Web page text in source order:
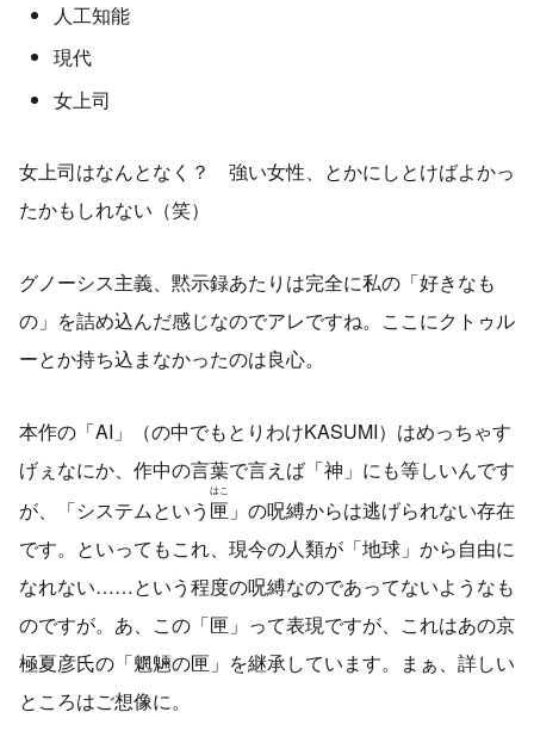
人工知能
現代
女上司
女上司はなんとなく？ 強い女性、とかにしとけばよかっ
たかもしれない（笑）
グノーシス主義、黙示録あたりは完全に私の「好きなも
の」を詰め込んだ感じなのでアレですね。ここにクトゥル
ーとか持ち込まなかったのは良心。
本作の「AI」（の中でもとりわけKASUMI）はめっちゃす
げぇなにか、作中の言葉で言えば「神」にも等しいんです
が、「システムという 匣
はこ
」の呪縛からは逃げられない存在
です。といってもこれ、現今の人類が「地球」から自由に
なれない……という程度の呪縛なのであってないようなも
のですが。あ、この「匣」って表現ですが、これはあの京
極夏彦氏の「魍魎の匣」を継承しています。まぁ、詳しい
ところはご想像に。